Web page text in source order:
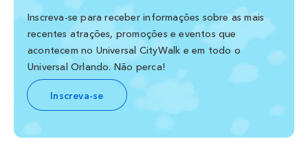
Inscreva-se para receber informações sobre as mais
recentes atrações, promoções e eventos que
acontecem no Universal CityWalk e em todo o
Universal Orlando. Não perca!
Inscreva-se